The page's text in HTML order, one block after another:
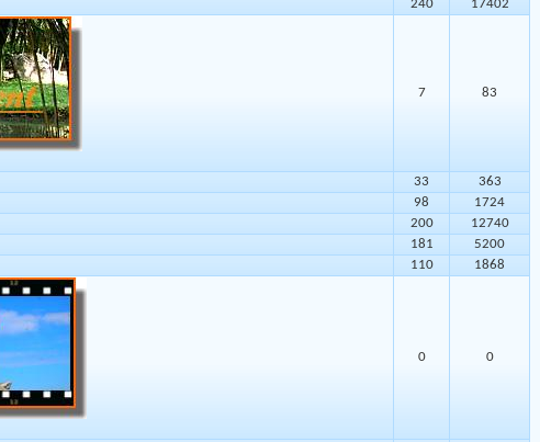
240 17402
7 83
33
363
98
1724
200
12740
181
5200
110 1868
0 0